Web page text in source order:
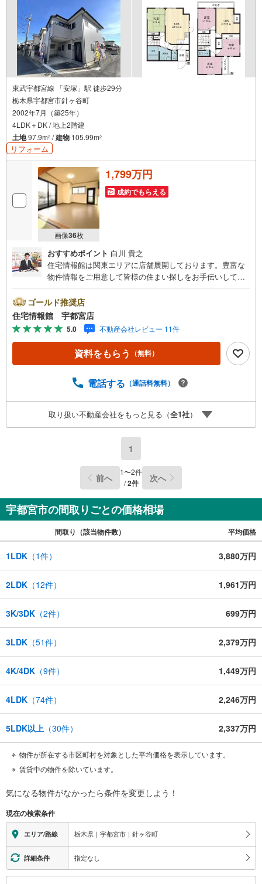
東武宇都宮線 「安塚」駅 徒歩29分
栃木県宇都宮市針ヶ谷町
2002年7月（築25年）
4LDK＋DK / 地上2階建
土地97.9m2 /建物 105.99m2
リフォーム
画像36枚
1,799万円
成約でもらえる
おすすめポイント 白川 貴之
住宅情報館は関東エリアに店舗展開しております。豊富な
物件情報をご用意して皆様の住まい探しをお手伝いしてお
さい。住宅ローン相談会も同時開催中無理のない住宅ロー
ンの試算やご購入の際にかかる諸費用の概算も行っており
ます。しっかりとした資金計画のアドバイスをさせて頂き
ますので、お気軽にご相談ください。
ゴールド推奨店
住宅情報館 宇都宮店
5.0 不動産会社レビュー 11件
資料をもらう （無料）
電話する （通話料無料）
取り扱い不動産会社をもっと見る（全1社）
1
前へ 1〜2件
/2件 次へ
宇都宮市の間取りごとの価格相場
間取り（該当物件数） 平均価格
1LDK （1件） 3,880万円
2LDK （12件） 1,961万円
3K/3DK （2件） 699万円
3LDK （51件） 2,379万円
4K/4DK （9件） 1,449万円
4LDK （74件） 2,246万円
5LDK以上 （30件） 2,337万円
物件が所在する市区町村を対象とした平均価格を表示しています。
賃貸中の物件を除いています。
気になる物件がなかったら条件を変更しよう！
現在の検索条件
エリア/路線 栃木県｜宇都宮市｜針ヶ谷町
詳細条件 指定なし